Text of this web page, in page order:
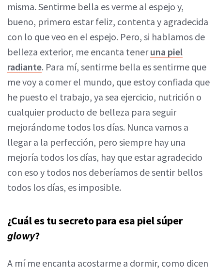
misma. Sentirme bella es verme al espejo y,
bueno, primero estar feliz, contenta y agradecida
con lo que veo en el espejo. Pero, si hablamos de
belleza exterior, me encanta teneruna piel
radiante. Para mí, sentirme bella es sentirme que
me voy a comer el mundo, que estoy confiada que
he puesto el trabajo, ya sea ejercicio, nutrición o
cualquier producto de belleza para seguir
mejorándome todos los días. Nunca vamos a
llegar a la perfección, pero siempre hay una
mejoría todos los días, hay que estar agradecido
con eso y todos nos deberíamos de sentir bellos
todos los días, es imposible.
¿Cuál es tu secreto para esa piel súper
glowy?
A mí me encanta acostarme a dormir, como dicen